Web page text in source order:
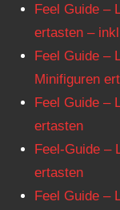
Feel Guide –
ertasten –
Feel Guide –
Minifiguren
Feel Guide –
ertasten
Feel-Guide –
ertasten
Feel Guide –